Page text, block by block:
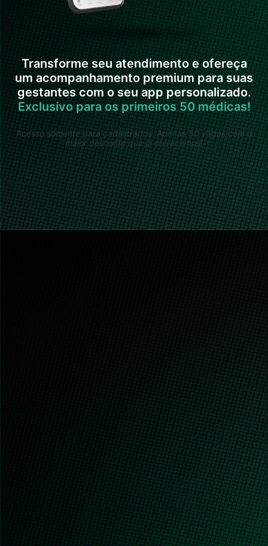
Transforme seu atendimento e ofereça
um acompanhamento premium para suas
gestantes com o seu app personalizado.
Exclusivo para os primeiros 50 médicas!
Acesso somente para cadastrados. Apenas 50 vagas com o
maior desconto que já oferecemos!